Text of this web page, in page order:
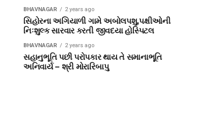
BHAVNAGAR 2 years ago
સિહોરના અગિયાળી ગામે અબોલપશુ,પક્ષીઓની
નિઃશુલ્ક સારવાર કરતી જીવદયા હોસ્પિટલ
BHAVNAGAR 2 years ago
સહાનુભૂતિ પછી પરોપકાર થાય તે સમાનાભૂતિ
અનિવાર્ય – શ્રી મોરારિબાપુ